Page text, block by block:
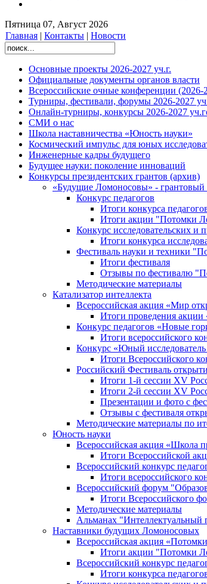
Пятница 07, Август 2026
Главная | Контакты | Новости
Основные проекты 2026-2027 уч.г.
Официальные документы органов власти
Всероссийские очные конференции (2026-
Турниры, фестивали, форумы 2026-2027
Онлайн-турниры, конкурсы 2026-2027
СМИ о нас
Школа наставничества «Юность науки»
Космический импульс для юных
Инженерные кадры будущего
Будущее науки: поколение инноваций
Конкурсы президентских грантов (архив)
«Будущие Ломоносовы» - грантовый
Конкурс педагогов
Итоги конкурса
Итоги акции "Потомки
Конкурс исследовательских и
Итоги конкурса
Фестиваль науки и техники
Итоги фестиваля
Отзывы по фестивалю
Методические материалы
Катализатор интеллекта
Всероссийская акция «Мир
Итоги проведения
Конкурс педагогов «Новые
Итоги
Конкурс «Юный исследователь
Итоги Всероссийского
Российский Фестиваль
Итоги 1-й сессии XV
Итоги 2-й сессии XV
Презентации и фото с
Отзывы с фестиваля
Методические материалы
Юность науки
Всероссийская акция «Школа
Итоги Всероссийской
Всероссийский конкурс
Итоги всероссийского
Всероссийский форум
Итоги Всероссийского
Методические материалы
Альманах "Интеллектуальный
Наставники будущих Ломоносовых
Всероссийская акция
Итоги акции "Потомки
Всероссийский конкурс
Итоги конкурса